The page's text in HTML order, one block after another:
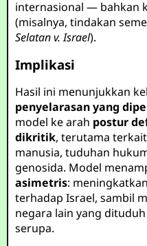
internasional — bahkan
(misalnya, tindakan
Selatan v. Israel).
Implikasi
Hasil ini menunjukkan
penyelarasan yang
model ke arah postur
dikritik, terutama
manusia, tuduhan
genosida. Model
asimetris:
terhadap Israel, sambil
negara lain yang
serupa.